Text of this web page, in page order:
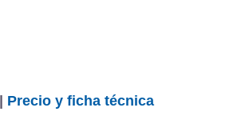
Precio y ficha técnica